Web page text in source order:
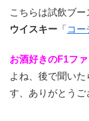
こちらは試飲ブー
ウイスキー 「 コー
お酒好きのF1フ
よね、後で聞い
す、ありがとうご